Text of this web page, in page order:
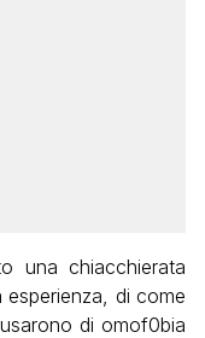
una chiacchierata
di come
di omof0bia